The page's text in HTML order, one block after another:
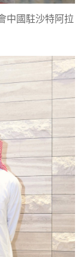
中國駐沙特阿拉